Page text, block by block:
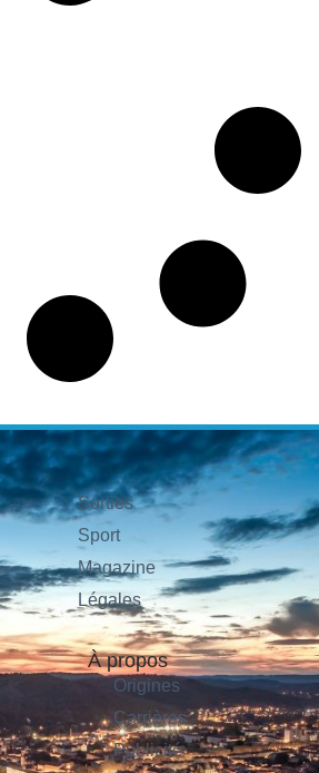
Sorties
Sport
Magazine
Légales
À propos
Origines
Carrières
Publicité